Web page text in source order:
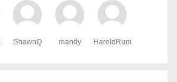
ShawnQ mandy HaroldRum